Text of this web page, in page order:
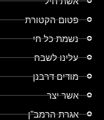
פטום הקטורת
נשמת כל חי
עלינו לשבח
מודים דרבנן
אשר יצר
אגרת הרמב"ן